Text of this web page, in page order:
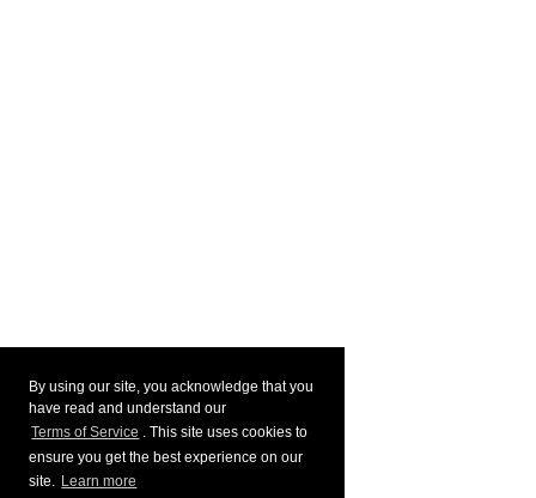
By using our site, you acknowledge that you
have read and understand our
Terms of Service . This site uses cookies to
ensure you get the best experience on our
site. Learn more